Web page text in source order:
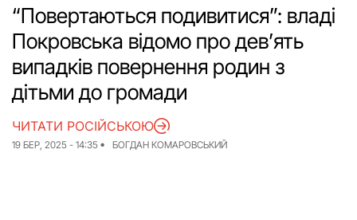
Про нас
Війна
Гроші
Освіта
Інструкції
Медицина
ЖКГ
Інтерв’ю
“Повертаються подивитися”: владі
Покровська відомо про дев’ять
випадків повернення родин з
дітьми до громади
19 БЕР, 2025 - 14:35 БОГДАН КОМАРОВСЬКИЙ
ЧИТАТИ РОСІЙСЬКОЮ